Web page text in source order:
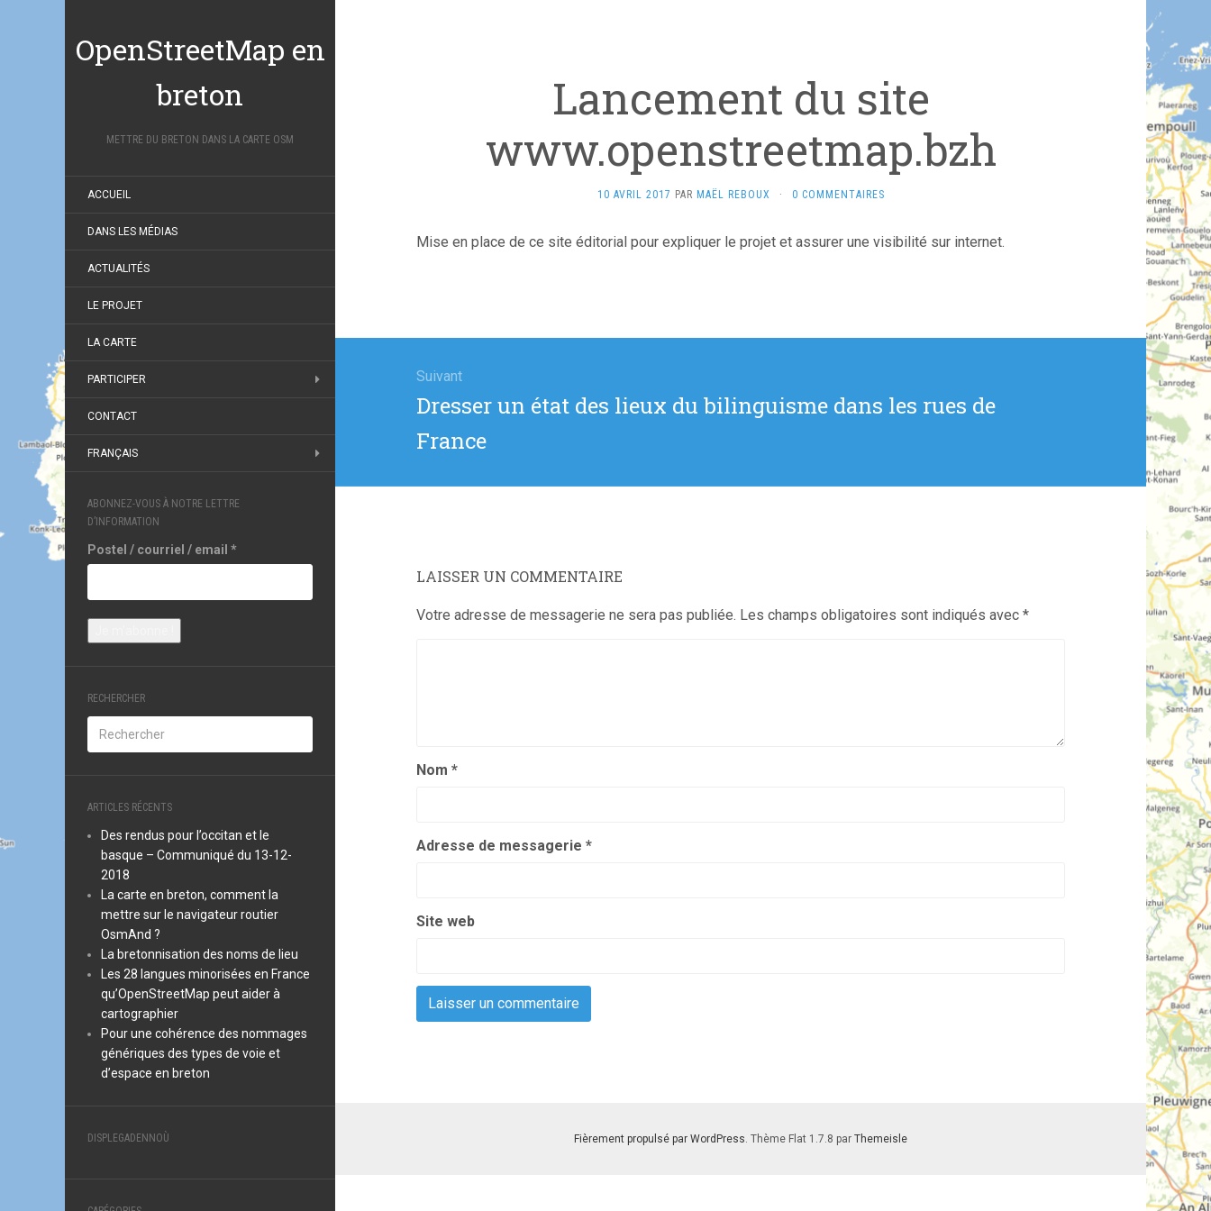
OpenStreetMap en
breton
METTRE DU BRETON DANS LA CARTE OSM
ACCUEIL
DANS LES MÉDIAS
ACTUALITÉS
LE PROJET
LA CARTE
PARTICIPER
CONTACT
FRANÇAIS
ABONNEZ-VOUS À NOTRE LETTRE
D’INFORMATION
Postel / courriel / email *
RECHERCHER
ARTICLES RÉCENTS
Des rendus pour l’occitan et le
basque – Communiqué du 13-12-
2018
La carte en breton, comment la
mettre sur le navigateur routier
OsmAnd ?
La bretonnisation des noms de lieu
Les 28 langues minorisées en France
qu’OpenStreetMap peut aider à
cartographier
Pour une cohérence des nommages
génériques des types de voie et
d’espace en breton
DISPLEGADENNOÙ
Lancement du site
www.openstreetmap.bzh
10 AVRIL 2017 PAR MAËL REBOUX · 0 COMMENTAIRES
Mise en place de ce site éditorial pour expliquer le projet et assurer une visibilité sur internet.
l’article
Suivant
Article
:
Dresser un état des lieux du bilinguisme dans les rues de
France
LAISSER UN COMMENTAIRE
Votre adresse de messagerie ne sera pas publiée. Les champs obligatoires sont indiqués avec *
Nom *
Adresse de messagerie *
Site web
Fièrement propulsé par WordPress. Thème Flat 1.7.8 par Themeisle